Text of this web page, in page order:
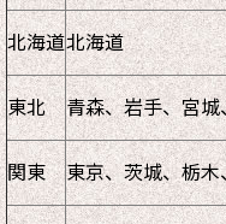
北海道北海道
東北 青森、岩手、宮
関東 東京、茨城、栃